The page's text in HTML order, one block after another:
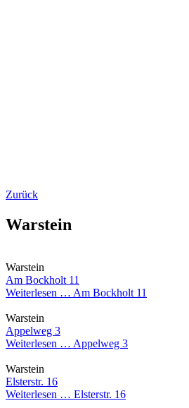
Zurück
Warstein
Warstein
Am Bockholt 11
Weiterlesen … Am Bockholt 11
Warstein
Appelweg 3
Weiterlesen … Appelweg 3
Warstein
Elsterstr. 16
Weiterlesen … Elsterstr. 16